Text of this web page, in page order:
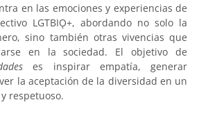
en las emociones y experiencias de
LGTBIǪ+, abordando no solo la
sino también otras vivencias que
en la sociedad. El objetivo de
es inspirar empatía, generar
la aceptación de la diversidad en un
respetuoso.